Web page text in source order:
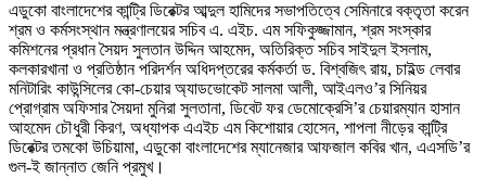
এডুকো বাংলাদেশের কান্ট্রি ডিরেক্টর আব্দুল হামিদের সভাপতিত্বে সেমিনারে বক্তৃতা করেন
শ্রম ও কর্মসংস্থান মন্ত্রণালয়ের সচিব এ. এইচ. এম সফিকুজ্জামান, শ্রম সংস্কার
কমিশনের প্রধান সৈয়দ সুলতান উদ্দিন আহমেদ, অতিরিক্ত সচিব সাইদুল ইসলাম,
কলকারখানা ও প্রতিষ্ঠান পরিদর্শন অধিদপ্তরের কর্মকর্তা ড. বিশ্বজিৎ রায়, চাইল্ড লেবার
মনিটারিং কাউন্সিলের কো-চেয়ার অ্যাডভোকেট সালমা আলী, আইএলও’র সিনিয়র
প্রোগ্রাম অফিসার সৈয়দা মুনিরা সুলতানা, ডিবেট ফর ডেমোক্রেসি’র চেয়ারম্যান হাসান
আহমেদ চৌধুরী কিরণ, অধ্যাপক এএইচ এম কিশোয়ার হোসেন, শাপলা নীড়ের কান্ট্রি
ডিরেক্টর তমকো উচিয়ামা, এডুকো বাংলাদেশের ম্যানেজার আফজাল কবির খান, এএসডি’র
গুল-ই জান্নাত জেনি প্রমুখ।